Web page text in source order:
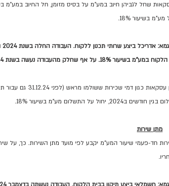
שחל לגביהן חיוב במע"מ על בסיס מזומן, חל החיוב במע"מ
מע"מ בשיעור 18%.
במע"מ בשיעור 18%. על אף שחלק מהעבודה נעשה בשנת 2024.
חודשים ב2024, יחול על התשלום מע"מ בשיעור 18%.
מתן שירות